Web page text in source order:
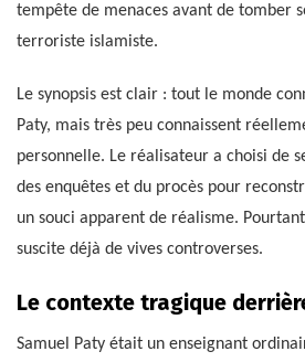
tempête de menaces avant de tomber
terroriste islamiste.
Le synopsis est clair : tout le monde
Paty, mais très peu connaissent
personnelle. Le réalisateur a choisi de
des enquêtes et du procès pour
un souci apparent de réalisme.
suscite déjà de vives controverses.
Le contexte tragique
Samuel Paty était un enseignant